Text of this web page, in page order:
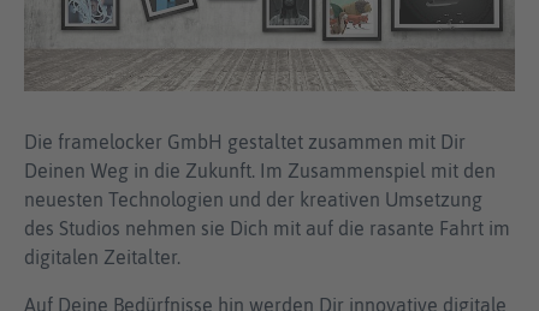
Die framelocker GmbH gestaltet zusammen mit Dir
Deinen Weg in die Zukunft. Im Zusammenspiel mit den
neuesten Technologien und der kreativen Umsetzung
des Studios nehmen sie Dich mit auf die rasante Fahrt im
digitalen Zeitalter.
Auf Deine Bedürfnisse hin werden Dir innovative digitale